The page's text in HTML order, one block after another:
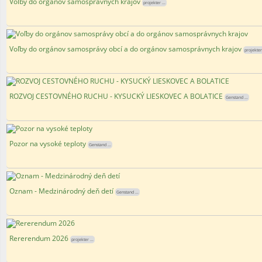
projekter ...
Voľby do orgánov samosprávy obcí a do orgánov samosprávnych krajov
ROZVOJ CESTOVNÉHO RUCHU - KYSUCKÝ LIESKOVEC A BOLATICE Genstand ...
Pozor na vysoké teploty Genstand ...
Oznam - Medzinárodný deň detí Genstand ...
Rererendum 2026 projekter ...